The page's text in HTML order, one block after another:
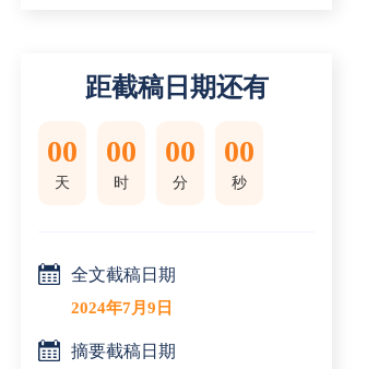
距截稿日期还有
00
天
00
时
00
分
00
秒
全文截稿日期
2024年7月9日
摘要截稿日期